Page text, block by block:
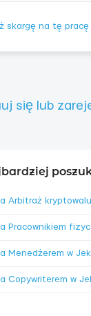
skargę na tę pracę
się lub
Arbitraż
Menedżerem w
Copywriterem w